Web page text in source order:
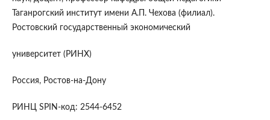
Таганрогский институт имени А.П. Чехова (филиал).
Ростовский государственный экономический
университет (РИНХ)
Россия, Ростов-на-Дону
РИНЦ SPIN-код: 2544-6452